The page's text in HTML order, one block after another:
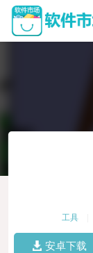
工具
安卓下载